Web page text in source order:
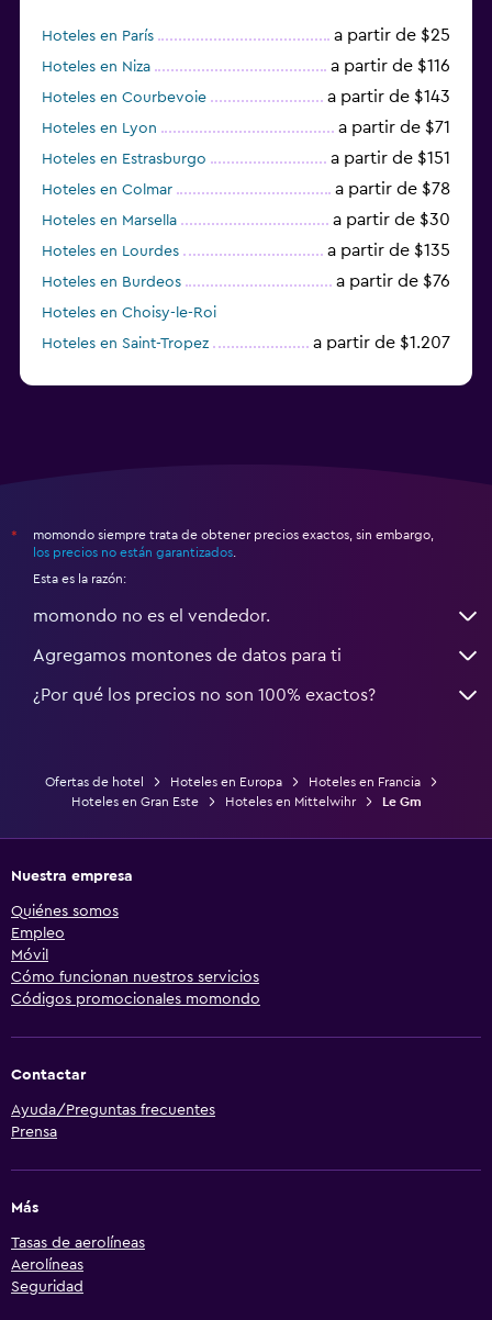
Hoteles en París a partir de $25
Hoteles en Niza a partir de $116
Hoteles en Courbevoie a partir de $143
Hoteles en Lyon a partir de $71
Hoteles en Estrasburgo a partir de $151
Hoteles en Colmar a partir de $78
Hoteles en Marsella a partir de $30
Hoteles en Lourdes a partir de $135
Hoteles en Burdeos a partir de $76
Hoteles en Choisy-le-Roi
Hoteles en Saint-Tropez
a partir de $1.207
*
momondo siempre trata de obtener precios exactos, sin embargo,
los precios no están garantizados
Esta es la razón:
momondo no es el vendedor.
Agregamos montones de datos para ti
¿Por qué los precios no son 100% exactos?
Ofertas de hotel Hoteles en Europa
Hoteles en Francia
Hoteles en Gran Este
Hoteles en Mittelwihr Le Gm
Nuestra empresa
Quiénes somos
Empleo
Móvil
Cómo funcionan nuestros servicios
Códigos promocionales momondo
Contactar
Ayuda/Preguntas frecuentes
Prensa
Más
Tasas de aerolíneas
Aerolíneas
Seguridad